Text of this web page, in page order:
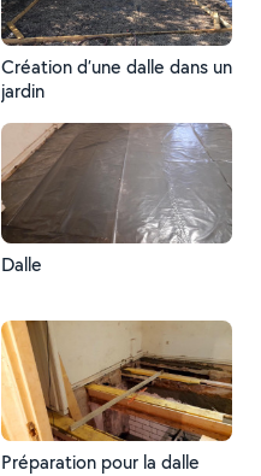
Création d’une dalle dans un
jardin
Dalle
Préparation pour la dalle